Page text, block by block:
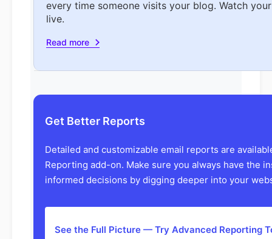
every time someone visits your blog. Watch
live.
Read more
Get Better Reports
Detailed and customizable email reports are
Reporting add-on. Make sure you always have the
informed decisions by digging deeper into your
See the Full Picture — Try Advanced Reporting